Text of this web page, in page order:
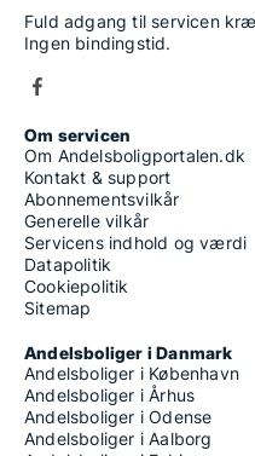
Fuld adgang til servicen
Ingen bindingstid.
Om servicen
Om Andelsboligportalen.dk
Kontakt & support
Abonnementsvilkår
Generelle vilkår
Servicens indhold og værdi
Datapolitik
Cookiepolitik
Sitemap
Andelsboliger i Danmark
Andelsboliger i København
Andelsboliger i Århus
Andelsboliger i Odense
Andelsboliger i Aalborg